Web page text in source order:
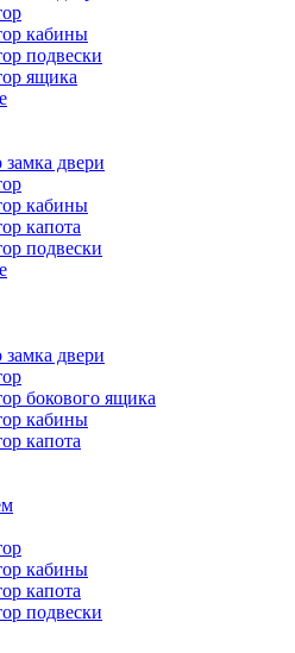
кабины
подвески
ящика
двери
кабины
капота
подвески
двери
бокового ящика
кабины
капота
кабины
капота
подвески